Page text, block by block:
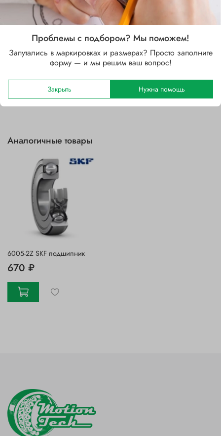
Зазор
Уплотнение
ZZ (защитные шайбы с двух сторон)
Аналогичные товары
6005-2Z SKF подшипник
670 ₽
Проблемы с подбором? Мы поможем!
Запутались в маркировках и размерах? Просто заполните
форму — и мы решим ваш вопрос!
Закрыть Нужна помощь